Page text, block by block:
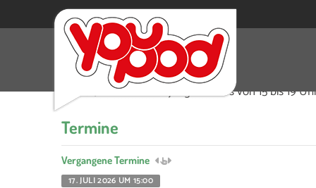
Jeden dritten Freitag im Monat bietet das
Am 17. Juli treffen sich junge Queers von 15 bis 19
Termine
Vergangene Termine
17. JULI 2026 UM 15:00